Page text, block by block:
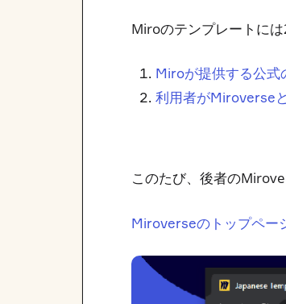
Miroのテンプレートに
Miroが提供する公式
利用者がMiroverse
このたび、後者の
Miroverseのトップペー